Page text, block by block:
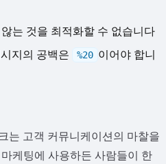
는 것을 최적화할 수 없습니다
지의 공백은 %20 이어야 합니
는 고객 커뮤니케이션의 마찰을
케팅에 사용하든 사람들이 한